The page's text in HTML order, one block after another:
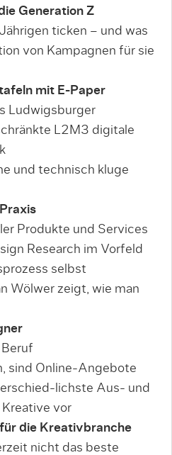
Generation Z
ticken – und was
von Kampagnen für sie
mit E-Paper
Ludwigsburger
L2M3 digitale
und technisch kluge
Produkte und Services
Research im Vorfeld
selbst
Wölwer zeigt, wie man
sind Online-Angebote
lichste Aus- und
vor
die Kreativbranche
nicht das beste